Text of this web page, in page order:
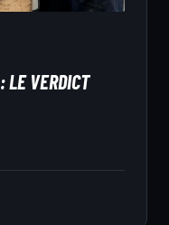
LE VERDICT